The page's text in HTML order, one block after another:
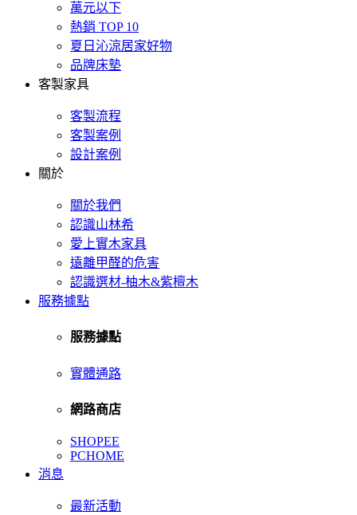
萬元以下
熱銷 TOP 10
夏日沁涼居家好物
品牌床墊
客製家具
客製流程
客製案例
設計案例
關於
關於我們
認識山林希
愛上實木家具
遠離甲醛的危害
認識選材-柚木&紫檀木
服務據點
服務據點
實體通路
網路商店
SHOPEE
PCHOME
消息
最新活動